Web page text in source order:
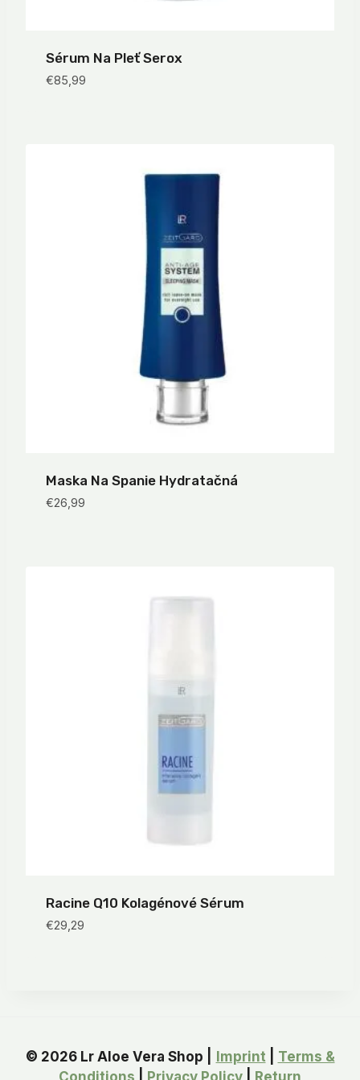
Sérum Na Pleť Serox
€85,99
Maska Na Spanie Hydratačná
€26,99
Racine Q10 Kolagénové Sérum
€29,29
© 2026 Lr Aloe Vera Shop | Imprint
Terms &
Conditions
Privacy Policy Return